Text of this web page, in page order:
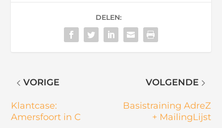
DELEN:
VORIGE
Klantcase:
Amersfoort in C
VOLGENDE
Basistraining AdreZ
+ MailingLijst